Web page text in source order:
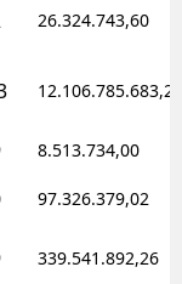
26.324.743,60
12.106.785.683,20
8.513.734,00
97.326.379,02
339.541.892,26